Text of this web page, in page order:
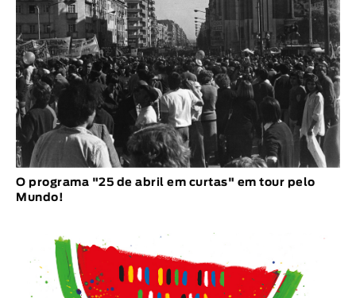
O programa "25 de abril em curtas" em tour pelo
Mundo!